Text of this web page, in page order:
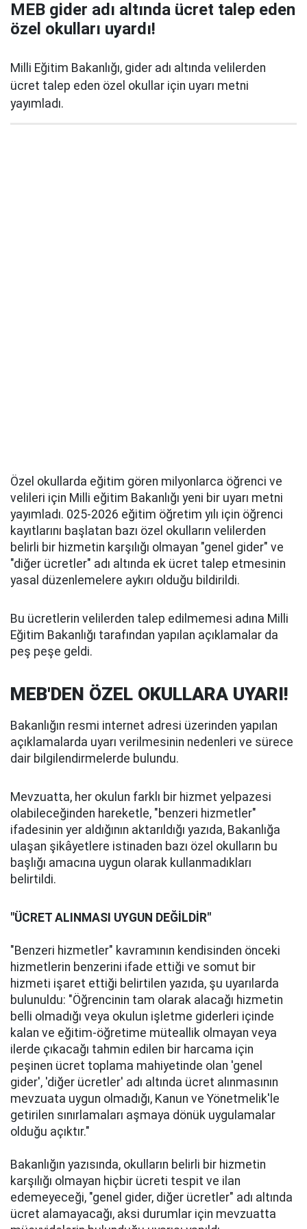
MEB gider adı altında ücret talep eden
özel okulları uyardı!
Milli Eğitim Bakanlığı, gider adı altında velilerden
ücret talep eden özel okullar için uyarı metni
yayımladı.
Özel okullarda eğitim gören milyonlarca öğrenci ve
velileri için Milli eğitim Bakanlığı yeni bir uyarı metni
yayımladı. 025-2026 eğitim öğretim yılı için öğrenci
kayıtlarını başlatan bazı özel okulların velilerden
belirli bir hizmetin karşılığı olmayan "genel gider" ve
"diğer ücretler" adı altında ek ücret talep etmesinin
yasal düzenlemelere aykırı olduğu bildirildi.
Bu ücretlerin velilerden talep edilmemesi adına Milli
Eğitim Bakanlığı tarafından yapılan açıklamalar da
peş peşe geldi.
MEB'DEN ÖZEL OKULLARA UYARI!
Bakanlığın resmi internet adresi üzerinden yapılan
açıklamalarda uyarı verilmesinin nedenleri ve sürece
dair bilgilendirmelerde bulundu.
Mevzuatta, her okulun farklı bir hizmet yelpazesi
olabileceğinden hareketle, "benzeri hizmetler"
ifadesinin yer aldığının aktarıldığı yazıda, Bakanlığa
ulaşan şikâyetlere istinaden bazı özel okulların bu
başlığı amacına uygun olarak kullanmadıkları
belirtildi.
"ÜCRET ALINMASI UYGUN DEĞİLDİR"
"Benzeri hizmetler" kavramının kendisinden önceki
hizmetlerin benzerini ifade ettiği ve somut bir
hizmeti işaret ettiği belirtilen yazıda, şu uyarılarda
bulunuldu: "Öğrencinin tam olarak alacağı hizmetin
belli olmadığı veya okulun işletme giderleri içinde
kalan ve eğitim-öğretime müteallik olmayan veya
ilerde çıkacağı tahmin edilen bir harcama için
peşinen ücret toplama mahiyetinde olan 'genel
gider', 'diğer ücretler' adı altında ücret alınmasının
mevzuata uygun olmadığı, Kanun ve Yönetmelik'le
getirilen sınırlamaları aşmaya dönük uygulamalar
olduğu açıktır."
Bakanlığın yazısında, okulların belirli bir hizmetin
karşılığı olmayan hiçbir ücreti tespit ve ilan
edemeyeceği, "genel gider, diğer ücretler" adı altında
ücret alamayacağı, aksi durumlar için mevzuatta